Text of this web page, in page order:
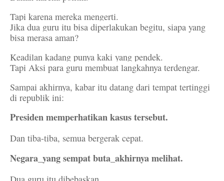
Tapi karena mereka mengerti.
Jika dua guru itu bisa diperlakukan begitu, siapa yang
bisa merasa aman?
Keadilan kadang punya kaki yang pendek.
Tapi Aksi para guru membuat langkahnya terdengar.
Sampai akhirnya, kabar itu datang dari tempat tertinggi
di republik ini:
Presiden memperhatikan kasus tersebut.
Dan tiba-tiba, semua bergerak cepat.
Negara_yang sempat buta_akhirnya melihat.